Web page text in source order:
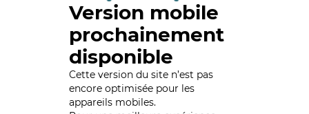
Version mobile
prochainement
disponible
Cette version du site n’est pas
encore optimisée pour les
appareils mobiles.